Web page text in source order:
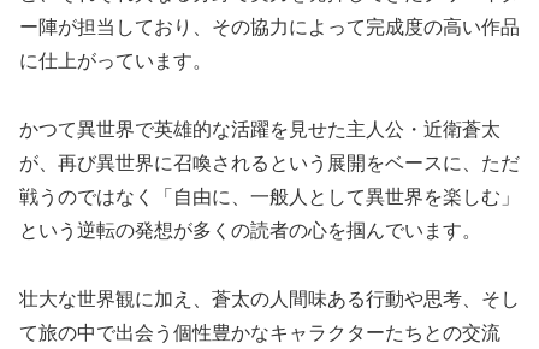
ー陣が担当しており、その協力によって完成度の高い作品
に仕上がっています。
かつて異世界で英雄的な活躍を見せた主人公・近衛蒼太
が、再び異世界に召喚されるという展開をベースに、ただ
戦うのではなく「自由に、一般人として異世界を楽しむ」
という逆転の発想が多くの読者の心を掴んでいます。
壮大な世界観に加え、蒼太の人間味ある行動や思考、そし
て旅の中で出会う個性豊かなキャラクターたちとの交流